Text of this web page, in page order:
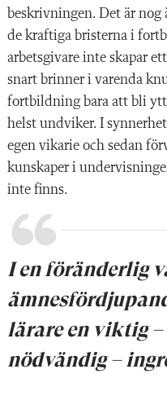
beskrivningen. Det är
de kraftiga bristerna i
arbetsgivare inte skapar
snart brinner i varenda
fortbildning bara att bli
helst undviker. I
egen vikarie och sedan
kunskaper i
inte finns.
I en föränderlig
lärare en viktig
nödvändig –